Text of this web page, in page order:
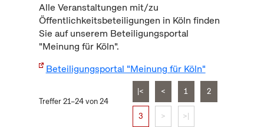
Alle Veranstaltungen mit/zu
Öffentlichkeitsbeteiligungen in Köln finden
Sie auf unserem Beteiligungsportal
"Meinung für Köln".
Beteiligungsportal "Meinung für Köln"
Treffer 21–24 von 24
|< < 1 2
3 > >|